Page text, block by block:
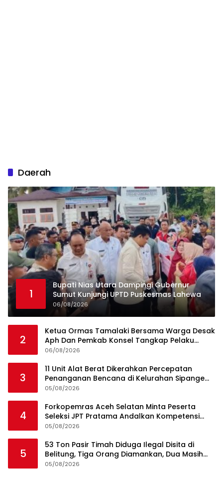
Daerah
1
Bupati Nias Utara Dampingi Gubernur
Sumut Kunjungi UPTD Puskesmas Lahewa
06/08/2026
2
Ketua Ormas Tamalaki Bersama Warga Desak
Aph Dan Pemkab Konsel Tangkap Pelaku
Angkut Cangkang Sawit Overload, Truk PT KAP
06/08/2026
3
11 Unit Alat Berat Dikerahkan Percepatan
Penanganan Bencana di Kelurahan Sipange
Kecamatan Tukka
05/08/2026
4
Forkopemras Aceh Selatan Minta Peserta
Seleksi JPT Pratama Andalkan Kompetensi
dan Integritas, Bukan Kedekatan
05/08/2026
5
53 Ton Pasir Timah Diduga Ilegal Disita di
Belitung, Tiga Orang Diamankan, Dua Masih
Diburu
05/08/2026